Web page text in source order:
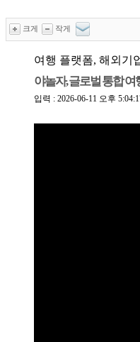
크게 작게
여행 플랫폼, 해외기
야놀자, 글로벌 통합
입력 : 2026-06-11 오후